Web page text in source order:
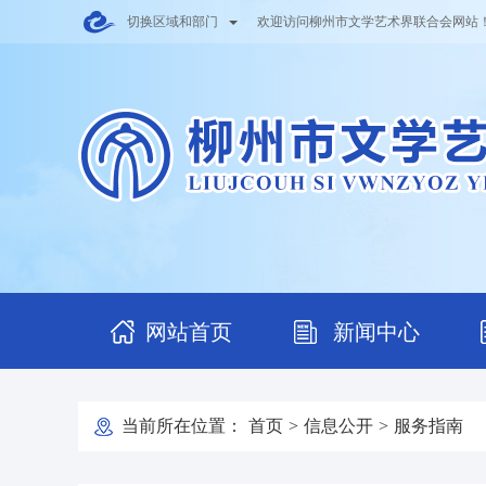
切换区域和部门 欢迎访问柳州市文学艺术界联合会网
网站首页 新闻中心
当前所在位置： 首页 > 信息公开 > 服务指南